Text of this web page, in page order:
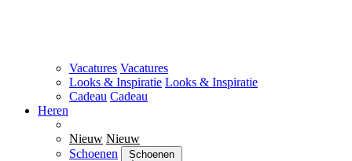
Vacatures Vacatures
Looks & Inspiratie Looks & Inspiratie
Cadeau Cadeau
Heren
Nieuw Nieuw
Schoenen
Schoenen